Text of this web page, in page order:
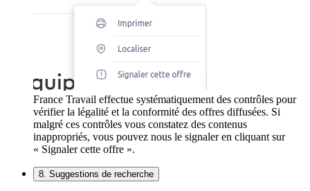
France Travail effectue systématiquement des contrôles pour
vérifier la légalité et la conformité des offres diffusées. Si
malgré ces contrôles vous constatez des contenus
inappropriés, vous pouvez nous le signaler en cliquant sur
« Signaler cette offre ».
8. Suggestions de recherche